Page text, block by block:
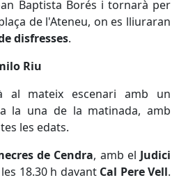
Baptista Borés i tornarà per
de l'Ateneu, on es lliuraran
disfresses.
Riu
al mateix escenari amb un
la una de la matinada, amb
les edats.
de Cendra, amb el Judici
18.30 h davant Cal Pere Vell.